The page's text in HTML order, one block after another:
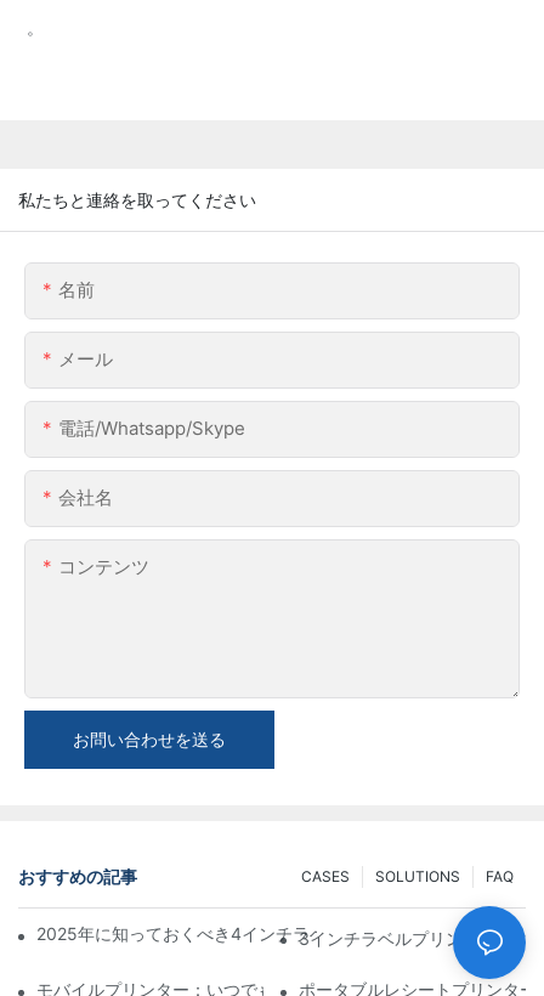
。
私たちと連絡を取ってください
名前
メール
電話/whatsapp/skype
会社名
コンテンツ
お問い合わせを送る
おすすめの記事 FAQ
SOLUTIONS
CASES
2025年に知っておくべき4インチラベルプリンター購入のヒント
3インチラベルプリンター：小
モバイルプリンター：いつでもどこでも印刷できる便利な選択肢
ポータブルレシートプリンタ